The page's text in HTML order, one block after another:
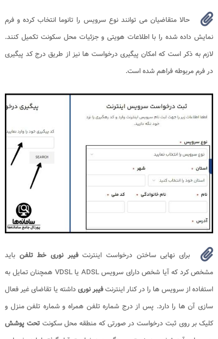
حالا متقاضیان می توانند نوع سرویس را تانوما انتخاب کرده و فرم
نمایش داده شده را با اطلاعات هویتی و جزئیات محل سکونت تکمیل کنند.
لازم به ذکر است که امکان پیگیری درخواست ها نیز از طریق درج کد پیگیری
در فرم مربوطه فراهم شده است.
برای نهایی ساختن درخواست اینترنتفیبر نوری خط تلفن باید
مشخص کرد که آیا شخص دارای سرویس ADSL یا VDSL همچنان تمایل به
استفاده از سرویس ها را در کنار اینترنتفیبر نوریداشته یا تقاضای غیر فعال
سازی آن ها را دارد. پس از درج شماره تلفن همراه و شماره تلفن منزل و
کلیک بر روی ثبت درخواست در صورتی که منطقه محل سکونتتحت پوشش